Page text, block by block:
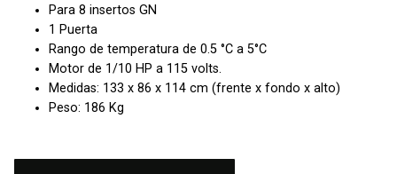
Para 8 insertos GN
1 Puerta
Rango de temperatura de 0.5 °C a 5°C
Motor de 1/10 HP a 115 volts.
Medidas: 133 x 86 x 114 cm (frente x fondo x alto)
Peso: 186 Kg